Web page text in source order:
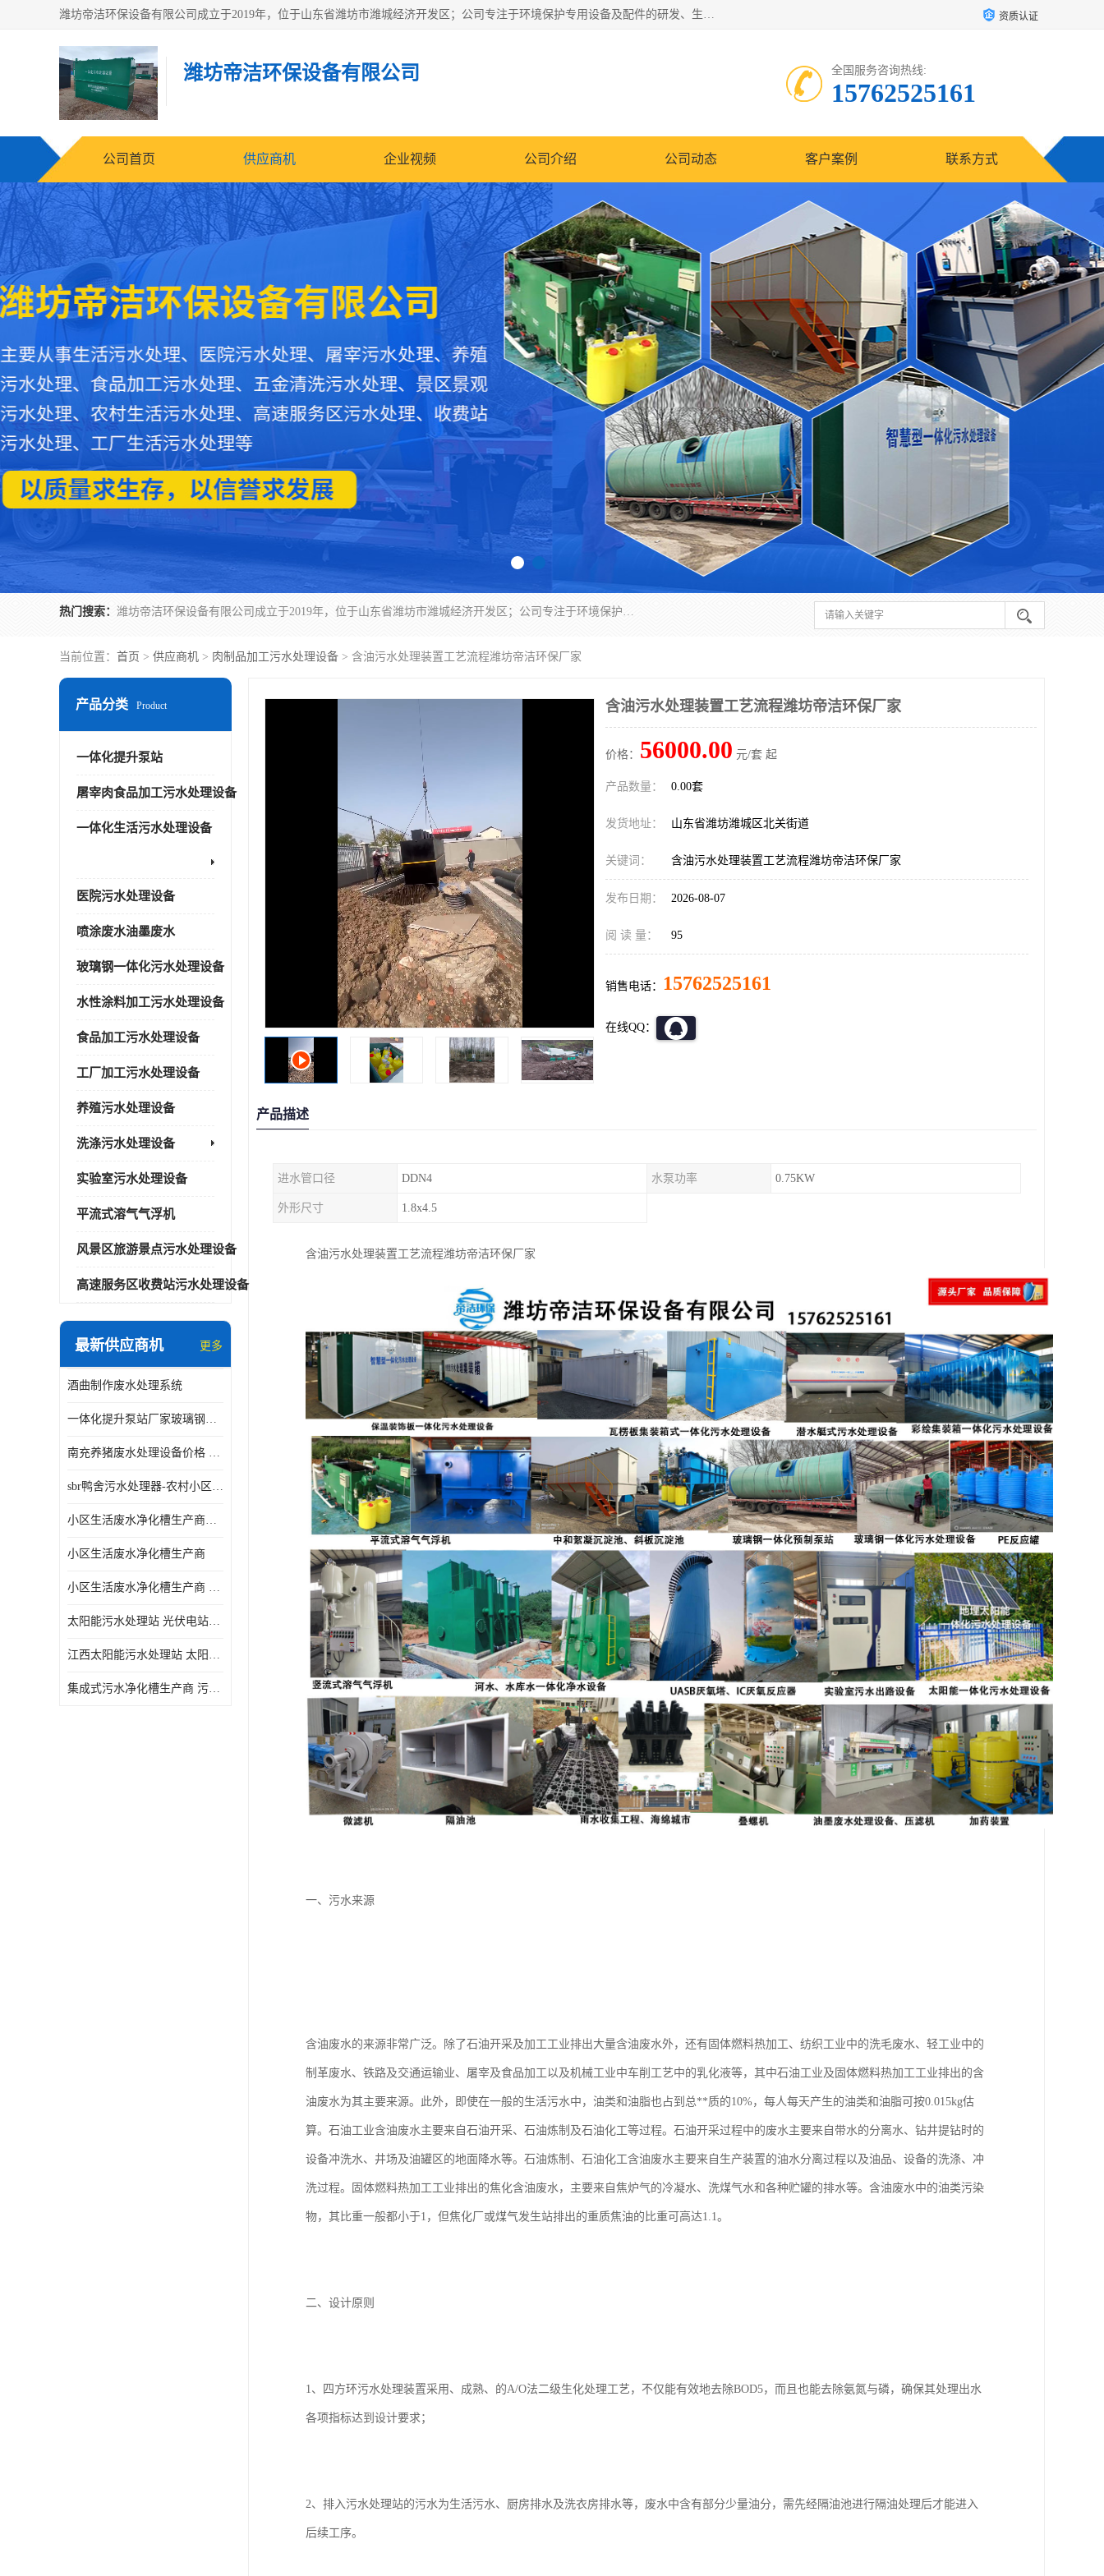
潍坊帝洁环保设备有限公司成立于2019年，位于山东省潍坊市潍城经济开发区；公司专注于环境保护专用设备及配件的研发、生产、安装与销售，同时涉及医用消毒设备、机电设备和仪器仪表的销售。此外，公司提供环保工程施工、环保技术研发与转让、技术服务以及环境工程专项设计服务，致力于为客户提供全面的环保解决方案，助力绿色可持续发展。 资质认证
潍坊帝洁环保设备有限公司 全国服务咨询热线:
15762525161
公司首页 供应商机 企业视频 公司介绍 公司动态 客户案例 联系方式
热门搜索： 潍坊帝洁环保设备有限公司成立于2019年，位于山东省潍坊市潍城经济开发区；公司专注于环境保护专用设备及配件的研发、生产、安装与销售，同时涉及医用消毒设备、机电设备和仪器仪表的销售。此外，公司提供环保工程施工、环保技术研发与转让、技术服务以及环境工程专项设计服务，致力于为客户提供全面的环保解决方案，助力绿色可持续发展。
当前位置： 首页 > 供应商机 > 肉制品加工污水处理设备 > 含油污水处理装置工艺流程潍坊帝洁环保厂家
产品分类 Product
一体化提升泵站
屠宰肉食品加工污水处理设备
一体化生活污水处理设备
医院污水处理设备
喷涂废水油墨废水
玻璃钢一体化污水处理设备
水性涂料加工污水处理设备
食品加工污水处理设备
工厂加工污水处理设备
养殖污水处理设备
洗涤污水处理设备
实验室污水处理设备
平流式溶气气浮机
风景区旅游景点污水处理设备
高速服务区收费站污水处理设备
最新供应商机 更多
酒曲制作废水处理系统
一体化提升泵站厂家玻璃钢材质价格
南充养猪废水处理设备价格 ao污水处理器 *专人看管
sbr鸭舍污水处理器-农村小区生活污水净化器
小区生活废水净化槽生产商帝洁环保
小区生活废水净化槽生产商
小区生活废水净化槽生产商 污水净化槽装置
太阳能污水处理站 光伏电站污水处理器厂家定制
江西太阳能污水处理站 太阳能污水处理设备造型美观
集成式污水净化槽生产商 污水净化槽装置 一站式服务
含油污水处理装置工艺流程潍坊帝洁环保厂家
价格： 56000.00 元/套 起
产品数量： 0.00套
发货地址： 山东省潍坊潍城区北关街道
关键词： 含油污水处理装置工艺流程潍坊帝洁环保厂家
发布日期： 2026-08-07
阅 读 量： 95
销售电话： 15762525161
在线QQ：
产品描述
进水管口径 DDN4 水泵功率 0.75KW
外形尺寸 1.8x4.5
含油污水处理装置工艺流程潍坊帝洁环保厂家
一、污水来源
含油废水的来源非常广泛。除了石油开采及加工工业排出大量含油废水外，还有固体燃料热加工、纺织工业中的洗毛废水、轻工业中的
制革废水、铁路及交通运输业、屠宰及食品加工以及机械工业中车削工艺中的乳化液等，其中石油工业及固体燃料热加工工业排出的含
油废水为其主要来源。此外，即使在一般的生活污水中，油类和油脂也占到总**质的10%，每人每天产生的油类和油脂可按0.015kg估
算。石油工业含油废水主要来自石油开采、石油炼制及石油化工等过程。石油开采过程中的废水主要来自带水的分离水、钻井提钻时的
设备冲洗水、井场及油罐区的地面降水等。石油炼制、石油化工含油废水主要来自生产装置的油水分离过程以及油品、设备的洗涤、冲
洗过程。固体燃料热加工工业排出的焦化含油废水，主要来自焦炉气的冷凝水、洗煤气水和各种贮罐的排水等。含油废水中的油类污染
物，其比重一般都小于1，但焦化厂或煤气发生站排出的重质焦油的比重可高达1.1。
二、设计原则
1、四方环污水处理装置采用、成熟、的A/O法二级生化处理工艺，不仅能有效地去除BOD5，而且也能去除氨氮与磷，确保其处理出水
各项指标达到设计要求；
2、排入污水处理站的污水为生活污水、厨房排水及洗衣房排水等，废水中含有部分少量油分，需先经隔油池进行隔油处理后才能进入
后续工序。